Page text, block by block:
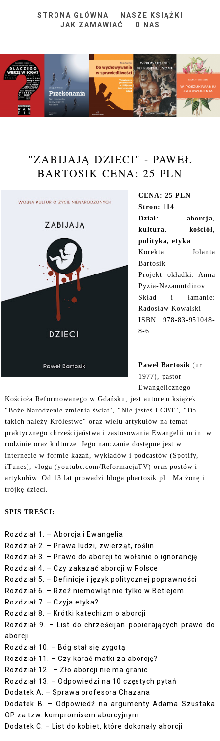
STRONA GŁÓWNA
NASZE KSIĄŻKI
JAK ZAMAWIAĆ
O NAS
"ZABIJAJĄ DZIECI" - PAWEŁ
BARTOSIK CENA: 25 PLN
CENA: 25 PLN
Stron: 114
Dział: aborcja,
kultura, kościół,
polityka, etyka
Korekta: Jolanta
Bartosik
Projekt okładki: Anna
Pyzia-Nezamutdinov
Skład i łamanie:
Radosław Kowalski
ISBN: 978-83-951048-
8-6
Paweł Bartosik (ur.
1977), pastor
Ewangelicznego
Kościoła Reformowanego w Gdańsku, jest autorem książek
"Boże Narodzenie zmienia świat", "Nie jesteś LGBT", "Do
takich należy Królestwo" oraz wielu artykułów na temat
praktycznego chrześcijaństwa i zastosowania Ewangelii m.in. w
rodzinie oraz kulturze. Jego nauczanie dostępne jest w
internecie w formie kazań, wykładów i podcastów (Spotify,
iTunes), vloga (youtube.com/ReformacjaTV) oraz postów i
artykułów. Od 13 lat prowadzi bloga pbartosik.pl . Ma żonę i
trójkę dzieci.
SPIS TREŚCI:
Rozdział 1. – Aborcja i Ewangelia
Rozdział 2. – Prawa ludzi, zwierząt, roślin
Rozdział 3. – Prawo do aborcji to wołanie o ignorancję
Rozdział 4. – Czy zakazać aborcji w Polsce
Rozdział 5. – Definicje i język politycznej poprawności
Rozdział 6. – Rzeź niemowląt nie tylko w Betlejem
Rozdział 7. – Czyja etyka?
Rozdział 8. – Krótki katechizm o aborcji
Rozdział 9. – List do chrześcijan popierających prawo do
aborcji
Rozdział 10. – Bóg stał się zygotą
Rozdział 11. – Czy karać matki za aborcję?
Rozdział 12. – Zło aborcji nie ma granic
Rozdział 13. – Odpowiedzi na 10 częstych pytań
Dodatek A. – Sprawa profesora Chazana
Dodatek B. – Odpowiedź na argumenty Adama Szustaka
OP za tzw. kompromisem aborcyjnym
Dodatek C. – List do kobiet, które dokonały aborcji